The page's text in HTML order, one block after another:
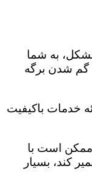
به شما
گم شدن برگه
خدمات باکیفیت
ممکن است با
کند، بسیار